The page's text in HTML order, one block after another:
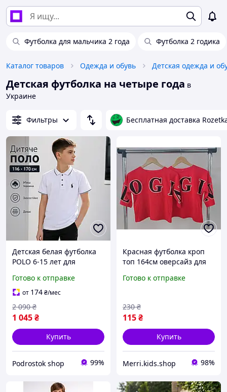
Футболка для мальчика 2 года Футболка 2 годика
Каталог товаров Одежда и обувь Детская одежда и
Детская футболка на четыре года в
Украине
Фильтры Бесплатная доставка
Детская белая футболка
POLO 6-15 лет для
подростков, красивые
белые нарядные
футболки хлопок для
детей Турция
Готово к отправке
от 174₴/мес
1 045₴
2 090 ₴
Купить
Podrostok shop 99%
Красная футболка кроп
топ 164см оверсайз для
детские яркие короткие
лето на 13 - 14 лет
Готово к отправке
115₴
230 ₴
Купить
Merri.kids.shop 98%